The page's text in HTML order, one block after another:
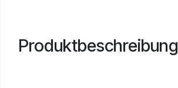
Produktbeschreibung